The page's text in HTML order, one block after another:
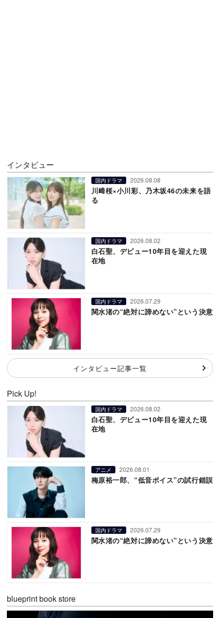
インタビュー
国内ドラマ 2026.08.08
川﨑桜×小川彩、乃木坂46の未来を語
る
国内ドラマ 2026.08.02
白石聖、デビュー10年目を迎えた現
在地
国内ドラマ 2026.07.29
関水渚の“絶対に諦めない”という決意
インタビュー記事一覧
Pick Up!
国内ドラマ 2026.08.02
白石聖、デビュー10年目を迎えた現
在地
アニメ 2026.08.01
梅原裕一郎、“低音ボイス”の試行錯誤
国内ドラマ 2026.07.29
関水渚の“絶対に諦めない”という決意
blueprint book store